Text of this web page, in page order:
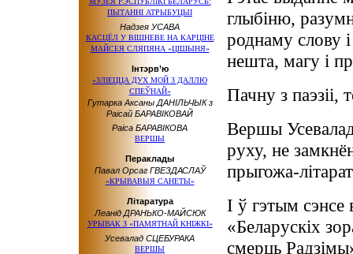
ПЫТАННІ АТРЫБУЦЫІ
Надзея УСАВА
КАСЦЁЛ У ВІШНЕВЕ НА КАРЦІНЕ
МАЙСЕЯ СЛЯПЯНА «ЦІШЫНЯ»
Інтэрв’ю
«ЗЛІЕЦЦА ДУХ МОЙ З ДАЛЛЮ
СПЕЎНАЙ»
Гутарка Аксаны ДАНІЛЬЧЫК з
Раісай БАРАВІКОВАЙ
Раіса БАРАВІКОВА
ВЕРШЫ
Пераклады
Павал Орсаг ГВЕЗДАСЛАЎ
«КРЫВАВЫЯ САНЕТЫ»
Літаратура
Леанід ДРАНЬКО-МАЙСЮК
УРЫВАК З «ПАМЯТНАЙ КНІЖКІ»
Усевалад СЦЕБУРАКА
ВЕРШЫ
глыбіню,
роднаму слову
нешта, магу і
Пачну з паэзіі,
Вершы
руху, не
прыгожа-
І ў гэтым
«Беларускіх
смерць